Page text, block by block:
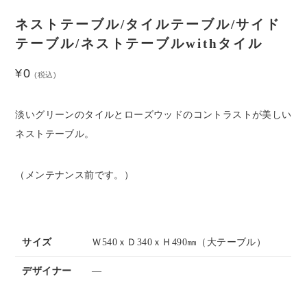
ネストテーブル/タイルテーブル/サイド
テーブル/ネストテーブルwithタイル
¥0 (税込)
淡いグリーンのタイルとローズウッドのコントラストが美しい
ネストテーブル。
（メンテナンス前です。）
サイズ Ｗ540ｘＤ340ｘＨ490㎜（大テーブル）
デザイナー ―